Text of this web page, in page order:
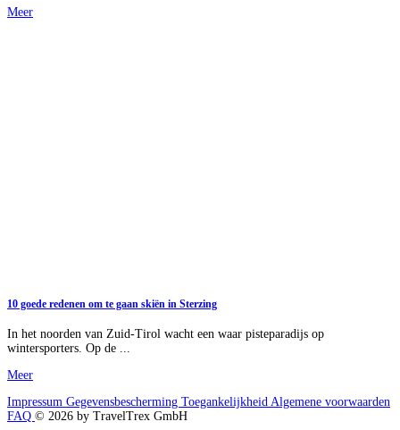
Meer
10 goede redenen om te gaan skiën in Sterzing
In het noorden van Zuid-Tirol wacht een waar pisteparadijs op
wintersporters. Op de ...
Meer
Impressum Gegevensbescherming Toegankelijkheid Algemene voorwaarden
FAQ © 2026 by TravelTrex GmbH